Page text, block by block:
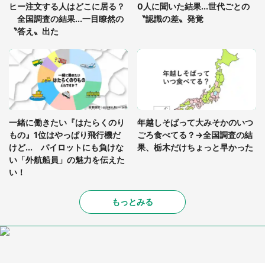
ヒー注文する人はどこに居る？
全国調査の結果...一目瞭然の
〝答え〟出た
0人に聞いた結果...世代ごとの
〝認識の差〟発覚
一緒に働きたい『はたらくのり
もの』1位はやっぱり飛行機だ
けど... パイロットにも負けな
い「外航船員」の魅力を伝えた
い！
年越しそばって大みそかのいつ
ごろ食べてる？→全国調査の結
果、栃木だけちょっと早かった
もっとみる